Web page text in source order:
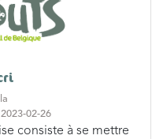
02-26
consiste à se mettre